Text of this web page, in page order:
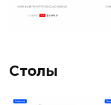
Столы